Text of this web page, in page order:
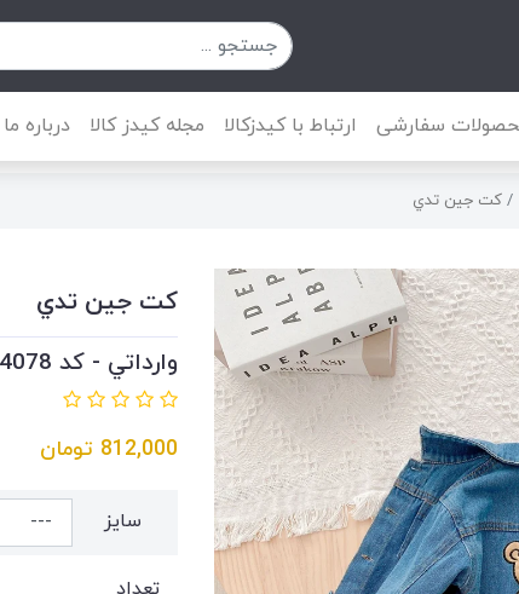
سفارشی ارتباط با کیدزکالا مجله کیدز کالا درباره ما
كت جين تدي
كت جين تدي
وارداتي - کد 14078
812,000 تومان
سايز
تعداد